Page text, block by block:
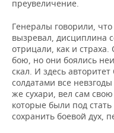
преувеличение.
Генералы говорили,
вызревал, дисциплина
отрицали, как и
бою, но они боялись
скал. И здесь
солдатами все
же сухари, вел сам
которые были под
сохранить боевой дух,